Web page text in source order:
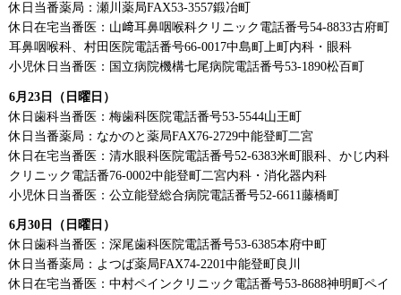
休日当番薬局：瀬川薬局FAX53-3557鍛冶町
休日在宅当番医：山﨑耳鼻咽喉科クリニック電話番号54-8833古府町
耳鼻咽喉科、村田医院電話番号66-0017中島町上町内科・眼科
小児休日当番医：国立病院機構七尾病院電話番号53-1890松百町
6月23日（日曜日）
休日歯科当番医：梅歯科医院電話番号53-5544山王町
休日当番薬局：なかのと薬局FAX76-2729中能登町二宮
休日在宅当番医：清水眼科医院電話番号52-6383米町眼科、かじ内科
クリニック電話番76-0002中能登町二宮内科・消化器内科
小児休日当番医：公立能登総合病院電話番号52-6611藤橋町
6月30日（日曜日）
休日歯科当番医：深尾歯科医院電話番号53-6385本府中町
休日当番薬局：よつば薬局FAX74-2201中能登町良川
休日在宅当番医：中村ペインクリニック電話番号53-8688神明町ペイ